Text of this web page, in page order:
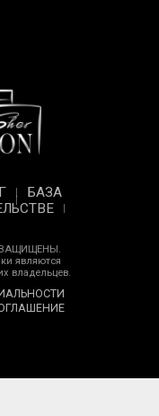
БАЗА
ЗАЩИЩЕНЫ.
являются
владельцев.